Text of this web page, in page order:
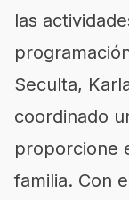
las
Seculta,
coordinado
proporcione
familia. Con